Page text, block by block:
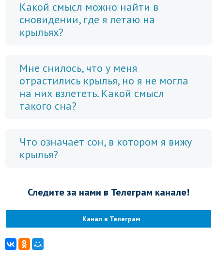
Какой смысл можно найти в
сновидении, где я летаю на
крыльях?
Мне снилось, что у меня
отрастились крылья, но я не могла
на них взлететь. Какой смысл
такого сна?
Что означает сон, в котором я вижу
крылья?
Следите за нами в Телеграм канале!
Канал в Телеграм